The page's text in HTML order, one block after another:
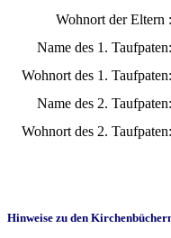
Wohnort der Eltern :
Name des 1. Taufpaten:
Wohnort des 1. Taufpaten:
Name des 2. Taufpaten:
Wohnort des 2. Taufpaten:
Hinweise zu den